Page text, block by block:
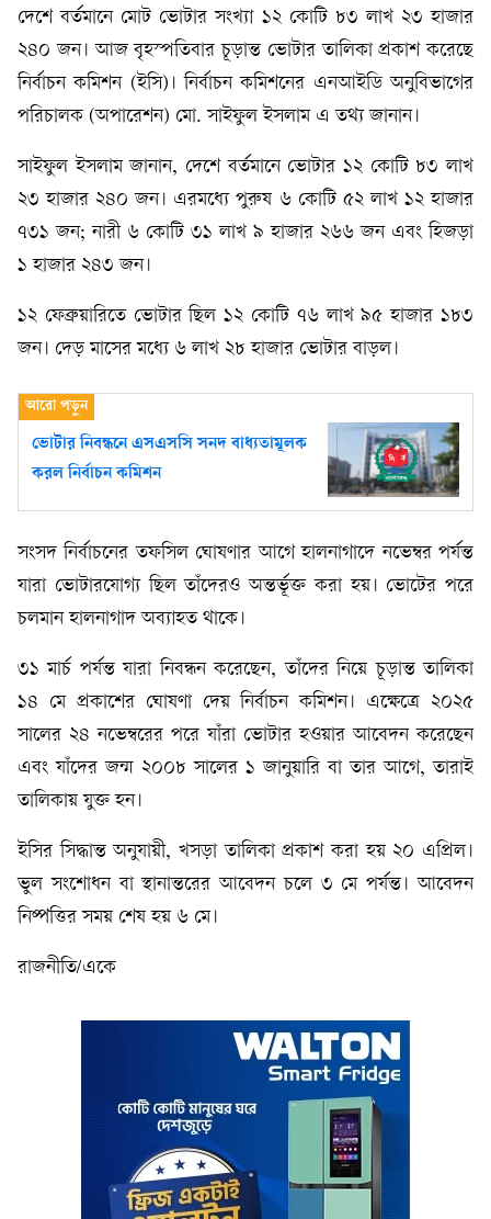
দেশে বর্তমানে মোট ভোটার সংখ্যা ১২ কোটি ৮৩ লাখ ২৩ হাজার
২৪০ জন। আজ বৃহস্পতিবার চূড়ান্ত ভোটার তালিকা প্রকাশ করেছে
নির্বাচন কমিশন (ইসি)। নির্বাচন কমিশনের এনআইডি অনুবিভাগের
পরিচালক (অপারেশন) মো. সাইফুল ইসলাম এ তথ্য জানান।
সাইফুল ইসলাম জানান, দেশে বর্তমানে ভোটার ১২ কোটি ৮৩ লাখ
২৩ হাজার ২৪০ জন। এরমধ্যে পুরুষ ৬ কোটি ৫২ লাখ ১২ হাজার
৭৩১ জন; নারী ৬ কোটি ৩১ লাখ ৯ হাজার ২৬৬ জন এবং হিজড়া
১ হাজার ২৪৩ জন।
১২ ফেব্রুয়ারিতে ভোটার ছিল ১২ কোটি ৭৬ লাখ ৯৫ হাজার ১৮৩
জন। দেড় মাসের মধ্যে ৬ লাখ ২৮ হাজার ভোটার বাড়ল।
ভোটার নিবন্ধনে এসএসসি সনদ বাধ্যতামূলক
করল নির্বাচন কমিশন
সংসদ নির্বাচনের তফসিল ঘোষণার আগে হালনাগাদে নভেম্বর পর্যন্ত
যারা ভোটারযোগ্য ছিল তাঁদেরও অন্তর্ভূক্ত করা হয়। ভোটের পরে
চলমান হালনাগাদ অব্যাহত থাকে।
৩১ মার্চ পর্যন্ত যারা নিবন্ধন করেছেন, তাঁদের নিয়ে চূড়ান্ত তালিকা
১৪ মে প্রকাশের ঘোষণা দেয় নির্বাচন কমিশন। এক্ষেত্রে ২০২৫
সালের ২৪ নভেম্বরের পরে যাঁরা ভোটার হওয়ার আবেদন করেছেন
এবং যাঁদের জন্ম ২০০৮ সালের ১ জানুয়ারি বা তার আগে, তারাই
তালিকায় যুক্ত হন।
ইসির সিদ্ধান্ত অনুযায়ী, খসড়া তালিকা প্রকাশ করা হয় ২০ এপ্রিল।
ভুল সংশোধন বা স্থানান্তরের আবেদন চলে ৩ মে পর্যন্ত। আবেদন
নিষ্পত্তির সময় শেষ হয় ৬ মে।
রাজনীতি/একে